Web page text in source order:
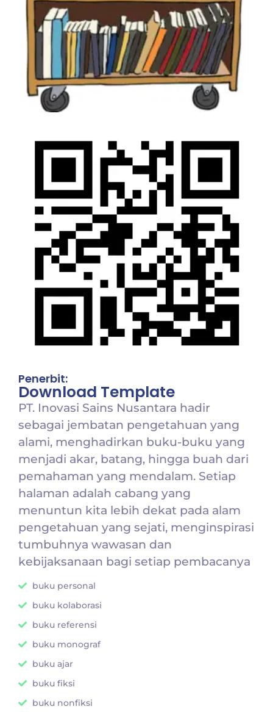
Penerbit:
Download Template
PT. Inovasi Sains Nusantara hadir
sebagai jembatan pengetahuan yang
alami, menghadirkan buku-buku yang
menjadi akar, batang, hingga buah dari
pemahaman yang mendalam. Setiap
halaman adalah cabang yang
menuntun kita lebih dekat pada alam
pengetahuan yang sejati, menginspirasi
tumbuhnya wawasan dan
kebijaksanaan bagi setiap pembacanya
buku personal
buku kolaborasi
buku referensi
buku monograf
buku ajar
buku fiksi
buku nonfiksi